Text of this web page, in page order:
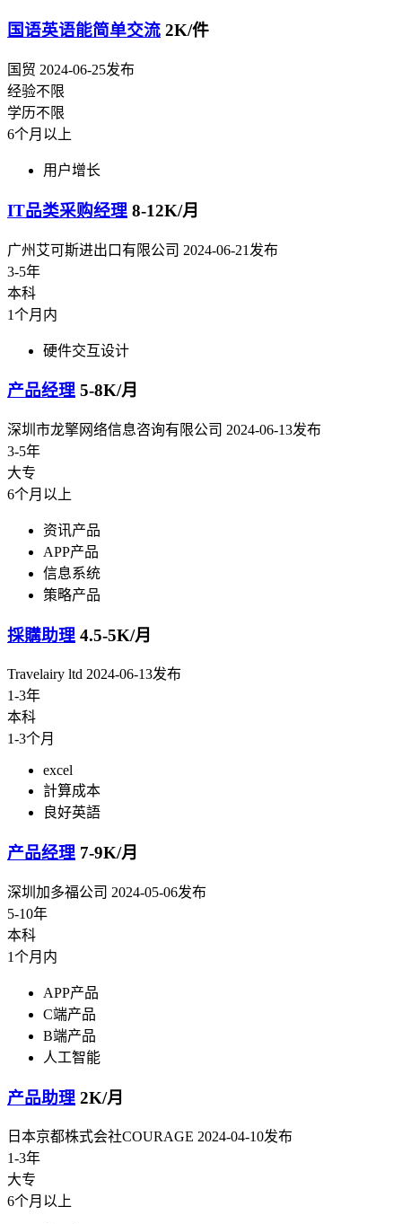
国语英语能简单交流 2K/件
国贸 2024-06-25发布
经验不限
学历不限
6个月以上
用户增长
IT品类采购经理 8-12K/月
广州艾可斯进出口有限公司 2024-06-21发布
3-5年
本科
1个月内
硬件交互设计
产品经理 5-8K/月
深圳市龙擎网络信息咨询有限公司 2024-06-13发布
3-5年
大专
6个月以上
资讯产品
APP产品
信息系统
策略产品
採購助理 4.5-5K/月
Travelairy ltd 2024-06-13发布
1-3年
本科
1-3个月
excel
計算成本
良好英語
产品经理 7-9K/月
深圳加多福公司 2024-05-06发布
5-10年
本科
1个月内
APP产品
C端产品
B端产品
人工智能
产品助理 2K/月
日本京都株式会社COURAGE 2024-04-10发布
1-3年
大专
6个月以上